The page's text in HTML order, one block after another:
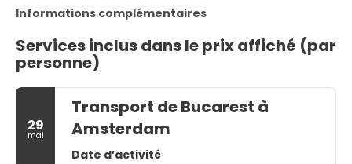
Informations complémentaires
Services inclus dans le prix affiché (par
personne)
29
mai
Transport de Bucarest à
Amsterdam
Date d’activité